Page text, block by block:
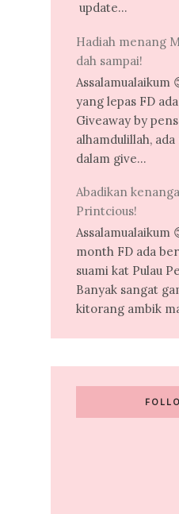
update...
Hadiah menang
dah sampai!
Assalamualaikum
yang lepas FD
Giveaway by
alhamdulillah,
dalam give...
Abadikan
Printcious!
Assalamualaikum
month FD ada
suami kat Pulau
Banyak sangat
kitorang ambik